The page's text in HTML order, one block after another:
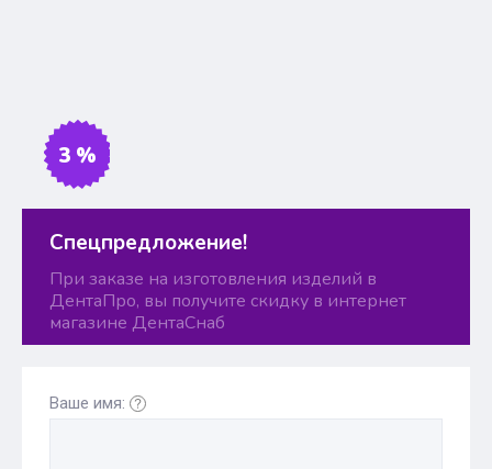
3 %
Спецпредложение!
При заказе на изготовления изделий в
ДентаПро, вы получите скидку в интернет
магазине ДентаСнаб
Ваше имя: